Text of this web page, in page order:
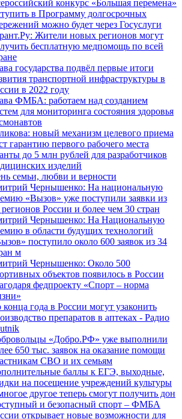
конкурс «Большая перемена»
в Программу долгосрочных
можно будет через Госуслуги
Жители новых регионов могут
бесплатную медпомощь по всей
государства подвёл первые итоги
транспортной инфраструктуры в
в 2022 году
ФМБА: работаем над созданием
для мониторинга состояния здоровья
новый механизм целевого приема
гарантию первого рабочего места
до 5 млн рублей для разработчиков
изделий
семьи, любви и верности
Чернышенко: На национальную
«Вызов» уже поступили заявки из
регионов России и более чем 30 стран
Чернышенко: На Национальную
в области будущих технологий
поступило около 600 заявок из 34
м
Чернышенко: Около 500
объектов появилось в России
федпроекту «Спорт – норма
конца года в России могут узаконить
препаратов в аптеках - Радио
«Добро.РФ» уже выполнили
650 тыс. заявок на оказание помощи
СВО и их семьям
баллы к ЕГЭ, выходные,
на посещение учреждений культуры
другое теперь смогут получить дон
и безопасный спорт – ФМБА
открывает новые возможности для